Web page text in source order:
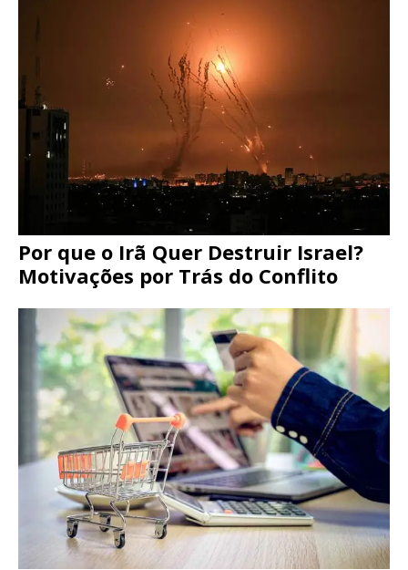
Por que o Irã Quer Destruir Israel?
Motivações por Trás do Conflito